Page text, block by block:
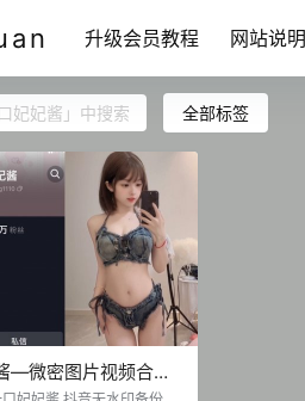
升级会员教程 网站说明
全部标签
—微密图片视频合集